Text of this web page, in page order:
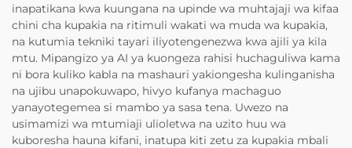
inapatikana kwa kuungana na upinde wa muhtajaji wa kifaa
chini cha kupakia na ritimuli wakati wa muda wa kupakia,
na kutumia tekniki tayari iliyotengenezwa kwa ajili ya kila
mtu. Mipangizo ya AI ya kuongeza rahisi huchaguliwa kama
ni bora kuliko kabla na mashauri yakiongesha kulinganisha
na ujibu unapokuwapo, hivyo kufanya machaguo
yanayotegemea si mambo ya sasa tena. Uwezo na
usimamizi wa mtumiaji ulioletwa na uzito huu wa
kuboresha hauna kifani, inatupa kiti zetu za kupakia mbali